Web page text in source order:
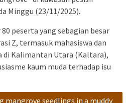
Minggu (23/11/2025).
peserta yang sebagian besar
Z, termasuk mahasiswa dan
di Kalimantan Utara (Kaltara),
kaum muda terhadap isu